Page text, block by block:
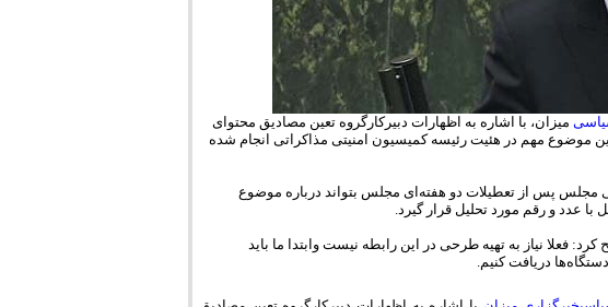
میزان، با اشاره به اظهارات دبیرکارگروه تعین مصادیق محتوای
درباره این موضوع مهم در هئیت رئیسه کمیسیون امنیتی مذاکراتی انجام شده
مجلس پس از تعطیلات دو هفته‌ای مجلس بتواند درباره موضوع
با عدد و رقم مورد تحلیل قرار گیرد.
نیاز به تهیه طرحی در این رابطه نیست وابتدا ما باید
دریافت کنیم.